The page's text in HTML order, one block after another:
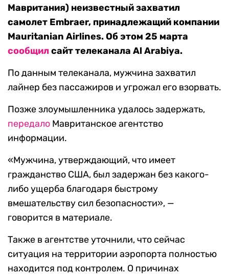
Мавритания) неизвестный захватил
самолет Embraer, принадлежащий компании
Mauritanian Airlines. Об этом 25 марта
сообщилсайт телеканала Al Arabiya.
По данным телеканала, мужчина захватил
лайнер без пассажиров и угрожал его взорвать.
Позже злоумышленника удалось задержать,
передало Мавританское агентство
информации.
«Мужчина, утверждающий, что имеет
гражданство США, был задержан без какого-
либо ущерба благодаря быстрому
вмешательству сил безопасности», —
говорится в материале.
Также в агентстве уточнили, что сейчас
ситуация на территории аэропорта полностью
находится под контролем. О причинах